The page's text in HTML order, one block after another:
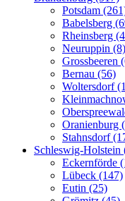
Potsdam
Babelsberg
Rheinsberg
Neuruppin (8)
Grossbeeren
Bernau (56)
Woltersdorf
Oranienburg
Stahnsdorf
Schleswig-Holstein
Eckernförde
Lübeck (147)
Eutin (25)